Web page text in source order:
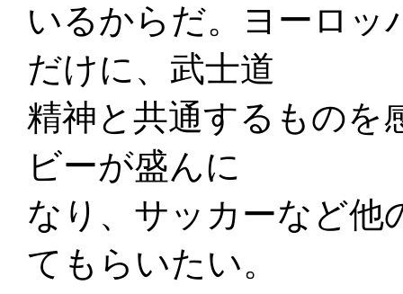
いるからだ。ヨーロッ
だけに、武士道
精神と共通するものを
ビーが盛んに
なり、サッカーなど他
てもらいたい。